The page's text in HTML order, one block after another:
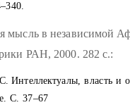
мысль в независимой
РАН, 2000. 282с.:
Интеллектуалы, власть и
С. 37–67